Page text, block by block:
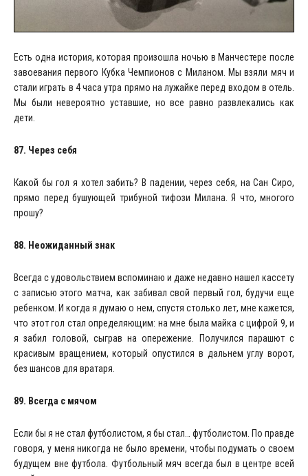
Есть одна история, которая произошла ночью в Манчестере после
завоевания первого Кубка Чемпионов с Миланом. Мы взяли мяч и
стали играть в 4 часа утра прямо на лужайке перед входом в отель.
Мы были невероятно уставшие, но все равно развлекались как
дети.
87. Через себя
Какой бы гол я хотел забить? В падении, через себя, на Сан Сиро,
прямо перед бушующей трибуной тифози Милана. Я что, многого
прошу?
88. Неожиданный знак
Всегда с удовольствием вспоминаю и даже недавно нашел кассету
с записью этого матча, как забивал свой первый гол, будучи еще
ребенком. И когда я думаю о нем, спустя столько лет, мне кажется,
что этот гол стал определяющим: на мне была майка с цифрой 9, и
я забил головой, сыграв на опережение. Получился парашют с
красивым вращением, который опустился в дальнем углу ворот,
без шансов для вратаря.
89. Всегда с мячом
Если бы я не стал футболистом, я бы стал… футболистом. По правде
говоря, у меня никогда не было времени, чтобы подумать о своем
будущем вне футбола. Футбольный мяч всегда был в центре всей